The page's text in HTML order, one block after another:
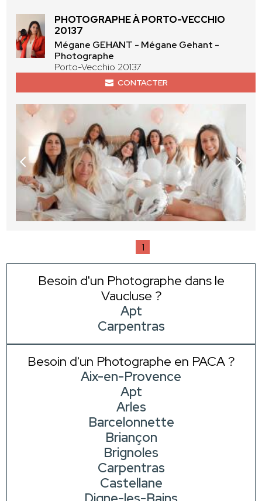
PHOTOGRAPHE À PORTO-VECCHIO
20137
Mégane GEHANT - Mégane Gehant -
Photographe
Porto-Vecchio 20137
CONTACTER
1
Besoin d'un Photographe dans le
Vaucluse ?
Apt
Carpentras
Besoin d'un Photographe en PACA ?
Aix-en-Provence
Apt
Arles
Barcelonnette
Briançon
Brignoles
Carpentras
Castellane